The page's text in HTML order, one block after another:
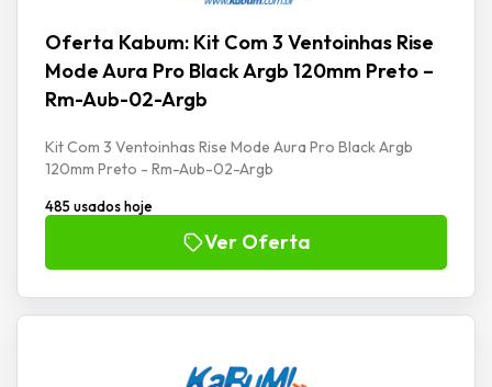
Oferta Kabum: Kit Com 3 Ventoinhas Rise
Mode Aura Pro Black Argb 120mm Preto –
Rm-Aub-02-Argb
Kit Com 3 Ventoinhas Rise Mode Aura Pro Black Argb
120mm Preto - Rm-Aub-02-Argb
485 usados hoje
Ver Oferta